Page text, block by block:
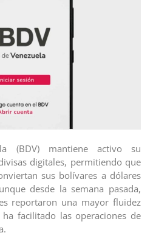
(BDV) mantiene activo su
digitales, permitiendo que
sus bolívares a dólares
desde la semana pasada,
reportaron una mayor fluidez
facilitado las operaciones de